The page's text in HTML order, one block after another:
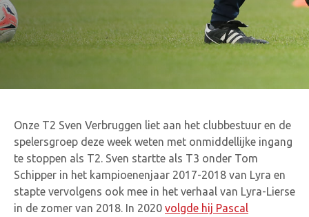
Onze T2 Sven Verbruggen liet aan het clubbestuur en de
spelersgroep deze week weten met onmiddellijke ingang
te stoppen als T2. Sven startte als T3 onder Tom
Schipper in het kampioenenjaar 2017-2018 van Lyra en
stapte vervolgens ook mee in het verhaal van Lyra-Lierse
in de zomer van 2018. In 2020 volgde hij Pascal